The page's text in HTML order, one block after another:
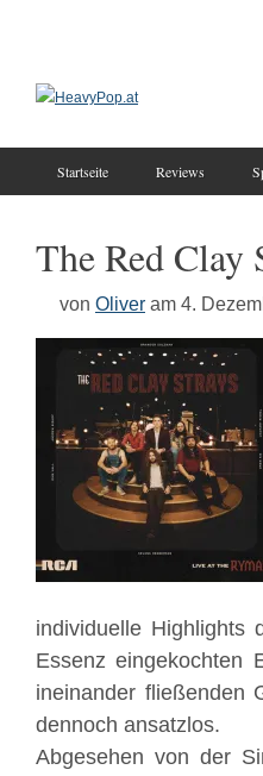
Startseite Reviews
The Red Clay
von Oliver am 4.
individuelle Highlights
Essenz eingekochten
ineinander fließenden
dennoch ansatzlos.
Abgesehen von der